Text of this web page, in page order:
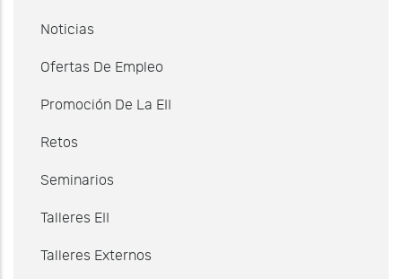
Noticias
Ofertas De Empleo
Promoción De La EII
Retos
Seminarios
Talleres EII
Talleres Externos